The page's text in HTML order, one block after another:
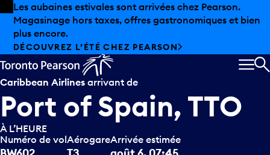
Skip to offers
Passer au contenu principal
Les aubaines estivales sont arrivées chez Pearson.
Magasinage hors taxes, offres gastronomiques et bien
plus encore.
DÉCOUVREZ L’ÉTÉ CHEZ PEARSON
Caribbean Airlines arrivant de
Port of Spain, TTO
À L’HEURE
Numéro de volAérogareArrivée estimée